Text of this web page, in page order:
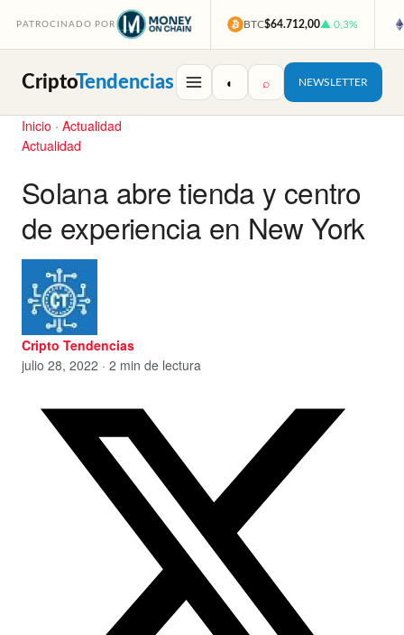
PATROCINADO POR BTC$64.712,00▲ 0,3%
CriptoTendencias ◐ ⌕ NEWSLETTER
Inicio · Actualidad
Actualidad
Solana abre tienda y centro
de experiencia en New York
Cripto Tendencias
julio 28, 2022 · 2 min de lectura